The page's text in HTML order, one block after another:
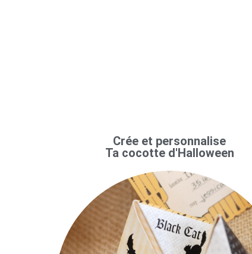
Crée et personnalise
Ta cocotte d'Halloween